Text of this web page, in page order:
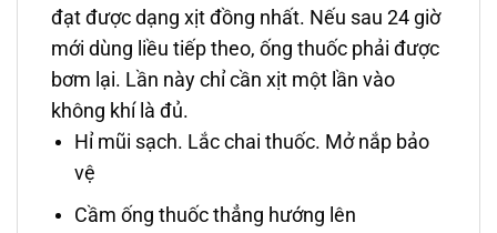
đạt được dạng xịt đồng nhất. Nếu sau 24 giờ
mới dùng liều tiếp theo, ống thuốc phải được
bơm lại. Lần này chỉ cần xịt một lần vào
không khí là đủ.
Hỉ mũi sạch. Lắc chai thuốc. Mở nắp bảo
vệ
Cầm ống thuốc thẳng hướng lên